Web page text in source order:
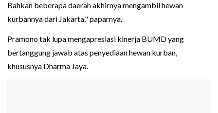
Bahkan beberapa daerah akhirnya mengambil hewan
kurbannya dari Jakarta," paparnya.
Pramono tak lupa mengapresiasi kinerja BUMD yang
bertanggung jawab atas penyediaan hewan kurban,
khususnya Dharma Jaya.